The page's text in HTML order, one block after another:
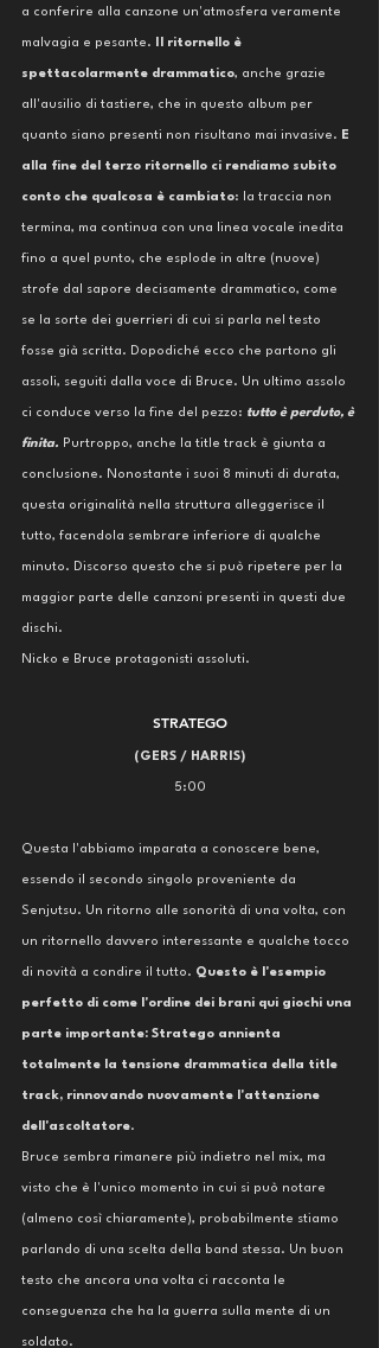
a conferire alla canzone un'atmosfera veramente
malvagia e pesante. Il ritornello è
spettacolarmente drammatico, anche grazie
all'ausilio di tastiere, che in questo album per
quanto siano presenti non risultano mai invasive. E
alla fine del terzo ritornello ci rendiamo subito
conto che qualcosa è cambiato: la traccia non
termina, ma continua con una linea vocale inedita
fino a quel punto, che esplode in altre (nuove)
strofe dal sapore decisamente drammatico, come
se la sorte dei guerrieri di cui si parla nel testo
fosse già scritta. Dopodiché ecco che partono gli
assoli, seguiti dalla voce di Bruce. Un ultimo assolo
ci conduce verso la fine del pezzo: tutto è perduto, è
finita. Purtroppo, anche la title track è giunta a
conclusione. Nonostante i suoi 8 minuti di durata,
questa originalità nella struttura alleggerisce il
tutto, facendola sembrare inferiore di qualche
minuto. Discorso questo che si può ripetere per la
maggior parte delle canzoni presenti in questi due
dischi.
Nicko e Bruce protagonisti assoluti.
STRATEGO
(GERS / HARRIS)
5:00
Questa l'abbiamo imparata a conoscere bene,
essendo il secondo singolo proveniente da
Senjutsu. Un ritorno alle sonorità di una volta, con
un ritornello davvero interessante e qualche tocco
di novità a condire il tutto. Questo è l'esempio
perfetto di come l'ordine dei brani qui giochi una
parte importante: Stratego annienta
totalmente la tensione drammatica della title
track, rinnovando nuovamente l'attenzione
dell'ascoltatore.
Bruce sembra rimanere più indietro nel mix, ma
visto che è l'unico momento in cui si può notare
(almeno così chiaramente), probabilmente stiamo
parlando di una scelta della band stessa. Un buon
testo che ancora una volta ci racconta le
conseguenza che ha la guerra sulla mente di un
soldato.